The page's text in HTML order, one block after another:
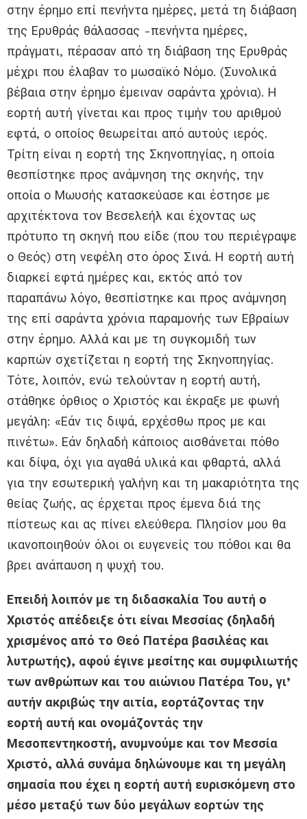
στην έρημο επί πενήντα ημέρες, μετά τη διάβαση
της Ερυθράς θάλασσας -πενήντα ημέρες,
πράγματι, πέρασαν από τη διάβαση της Ερυθράς
μέχρι που έλαβαν το μωσαϊκό Νόμο. (Συνολικά
βέβαια στην έρημο έμειναν σαράντα χρόνια). Η
εορτή αυτή γίνεται και προς τιμήν του αριθμού
εφτά, ο οποίος θεωρείται από αυτούς ιερός.
Τρίτη είναι η εορτή της Σκηνο­πηγίας, η οποία
θεσπίστηκε προς ανάμνηση της σκηνής, την
οποία ο Μωυσής κατασκεύασε και έστησε με
αρχιτέκτονα τον Βεσελεήλ και έχοντας ως
πρότυπο τη σκηνή που είδε (που του περιέγραψε
ο Θεός) στη νεφέλη στο όρος Σινά. Η εορτή αυτή
διαρκεί εφτά ημέρες και, εκτός από τον
παραπάνω λόγο, θεσπίστηκε και προς ανάμνηση
της επί σαράντα χρόνια παραμονής των Εβραίων
στην έρημο. Αλλά και με τη συγκομιδή των
καρπών σχετίζεται η εορτή της Σκηνοπηγίας.
Τότε, λοιπόν, ενώ τελούνταν η εορτή αυτή,
στάθηκε όρθιος ο Χριστός και έκραξε με φωνή
μεγάλη: «Εάν τις διψά, ερχέσθω προς με και
πινέτω». Εάν δηλαδή κάποιος αισθάνεται πόθο
και δίψα, όχι για αγαθά υλικά και φθαρτά, αλλά
για την εσωτερική γαλήνη και τη μακαριότητα της
θείας ζωής, ας έρχεται προς έμενα διά της
πίστεως και ας πίνει ελεύθερα. Πλησίον μου θα
ικανοποιηθούν όλοι οι ευγενείς του πόθοι και θα
βρει ανάπαυση η ψυχή του.
Επειδή λοιπόν με τη διδασκαλία Του αυτή ο
Χριστός απέδειξε ότι είναι Μεσσίας (δηλαδή
χρισμένος από το Θεό Πατέρα βασιλέας και
λυτρωτής), αφού έγινε μεσίτης και συμφιλιωτής
των ανθρώπων και του αιώνιου Πατέρα Του, γι’
αυτήν ακριβώς την αιτία, εορτάζοντας την
εορτή αυτή και ονομάζοντάς την
Μεσοπεντηκοστή, ανυμνούμε και τον Μεσσία
Χριστό, αλλά συνάμα δηλώνουμε και τη μεγάλη
σημασία που έχει η εορτή αυτή ευρισκόμενη στο
μέσο μεταξύ των δύο μεγάλων εορτών της